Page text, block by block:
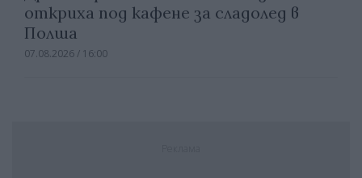
откриха под кафене за сладолед в
Полша
07.08.2026 / 16:00